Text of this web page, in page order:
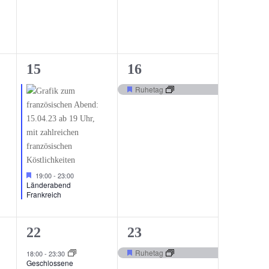
1
Veranstaltung,
15
Hervorgehoben
19:00-23:00
Länderabend
Frankreich
1
Veranstaltung,
16
Hervorgehoben
Ruhetag
1
Veranstaltung,
22
18:00-23:30
Geschlossene
1
Veranstaltung,
23
Hervorgehoben
Ruhetag